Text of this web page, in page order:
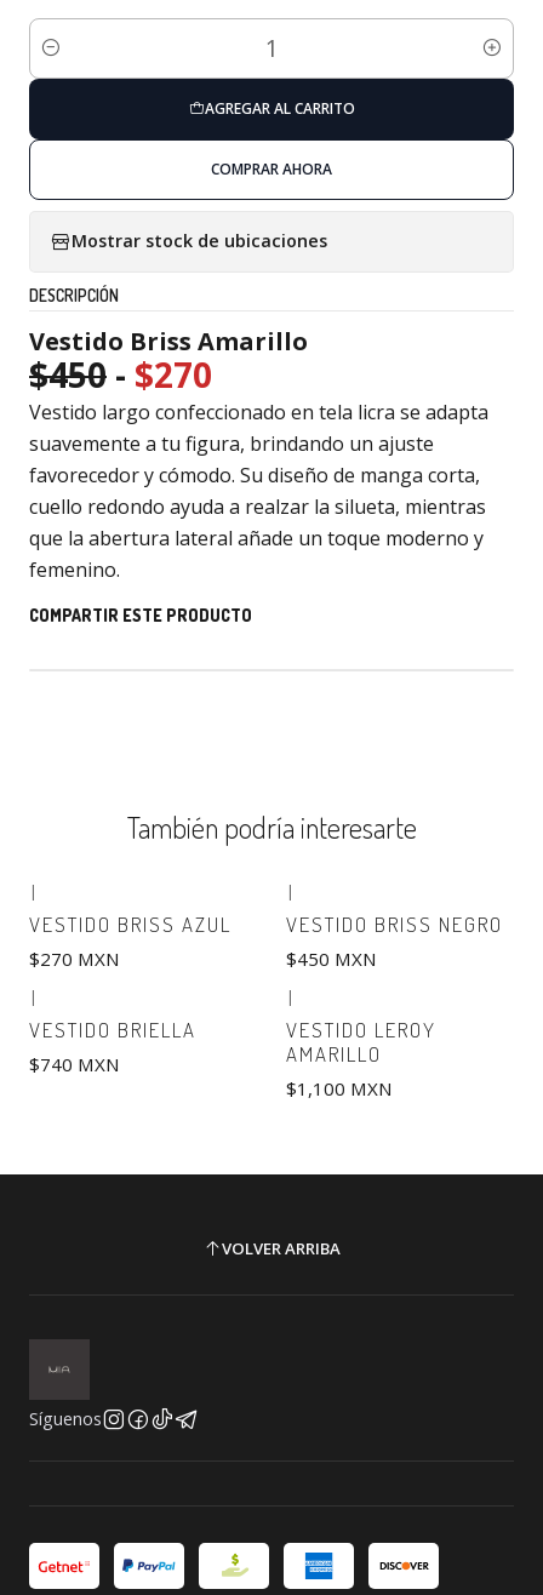
Cantidad
AGREGAR AL CARRITO
COMPRAR AHORA
Mostrar stock de ubicaciones
DESCRIPCIÓN
Vestido Briss Amarillo
$450 - $270
Vestido largo confeccionado en tela licra se adapta
suavemente a tu figura, brindando un ajuste
favorecedor y cómodo. Su diseño de manga corta,
cuello redondo ayuda a realzar la silueta, mientras
que la abertura lateral añade un toque moderno y
femenino.
COMPARTIR ESTE PRODUCTO
También podría interesarte
|
VESTIDO BRISS AZUL
$270 MXN
|
VESTIDO BRISS NEGRO
$450 MXN
|
VESTIDO BRIELLA
$740 MXN
|
VESTIDO LEROY
AMARILLO
$1,100 MXN
VOLVER ARRIBA
Síguenos